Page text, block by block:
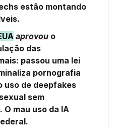
estão montando
aprovou o
das
passou uma lei
pornografia
uso de deepfakes
sem
mau uso da IA